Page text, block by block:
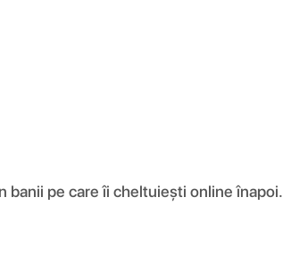
banii pe care îi cheltuiești online înapoi.